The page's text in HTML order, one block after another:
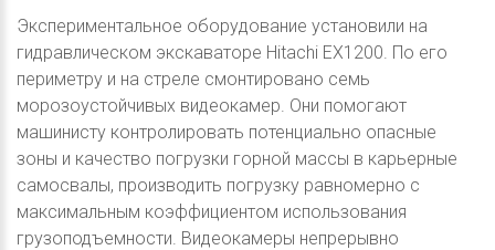
Экспериментальное оборудование установили на
гидравлическом экскаваторе Hitachi EX1200. По его
периметру и на стреле смонтировано семь
морозоустойчивых видеокамер. Они помогают
машинисту контролировать потенциально опасные
зоны и качество погрузки горной массы в карьерные
самосвалы, производить погрузку равномерно с
максимальным коэффициентом использования
грузоподъемности. Видеокамеры непрерывно